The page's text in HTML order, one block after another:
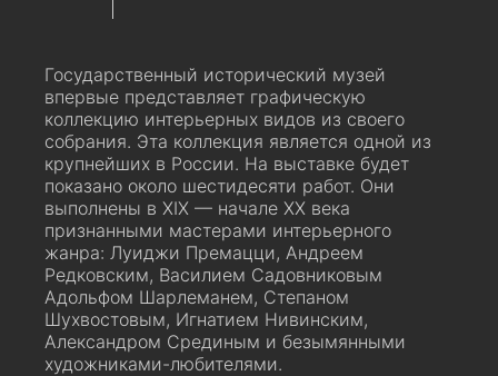
Государственный исторический музей
впервые представляет графическую
коллекцию интерьерных видов из своего
собрания. Эта коллекция является одной из
крупнейших в России. На выставке будет
показано около шестидесяти работ. Они
выполнены в XIX — начале XX века
признанными мастерами интерьерного
жанра: Луиджи Премацци, Андреем
Редковским, Василием Садовниковым
Адольфом Шарлеманем, Степаном
Шухвостовым, Игнатием Нивинским,
Александром Срединым и безымянными
художниками-любителями.